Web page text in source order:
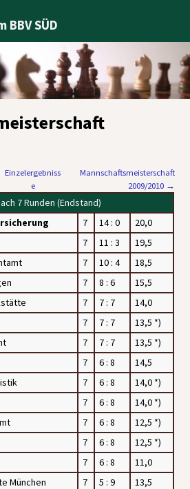
BBV SÜD
Mannschaftsmeisterschaft
2009/2010 →
Einzelergebniss
e
7 Runden (Endstand)
7 14 : 0
20,0
7 11 : 3
19,5
7 10 : 4
18,5
7 8 : 6
15,5
7 7 : 7
14,0
7 7 : 7
13,5 *)
7 7 : 7
13,5 *)
7 6 : 8
14,5
7 6 : 8
14,0 *)
7 6 : 8
14,0 *)
7 6 : 8
12,5 *)
7 6 : 8
12,5 *)
7 6 : 8
11,0
München 7 5 : 9
13,5